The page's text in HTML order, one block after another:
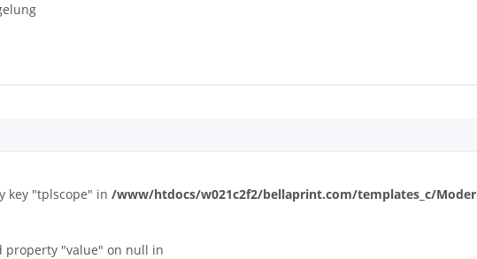
key "tplscope" in /www/htdocs/w021c2f2/bellaprint.com/templates_c/
property "value" on null in